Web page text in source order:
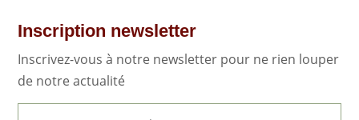
Inscription newsletter
Inscrivez-vous à notre newsletter pour ne rien louper
de notre actualité